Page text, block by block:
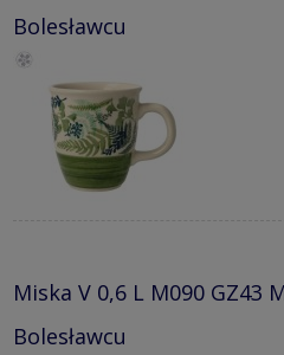
Bolesławcu
Miska V 0,6 L M090 GZ43
Bolesławcu